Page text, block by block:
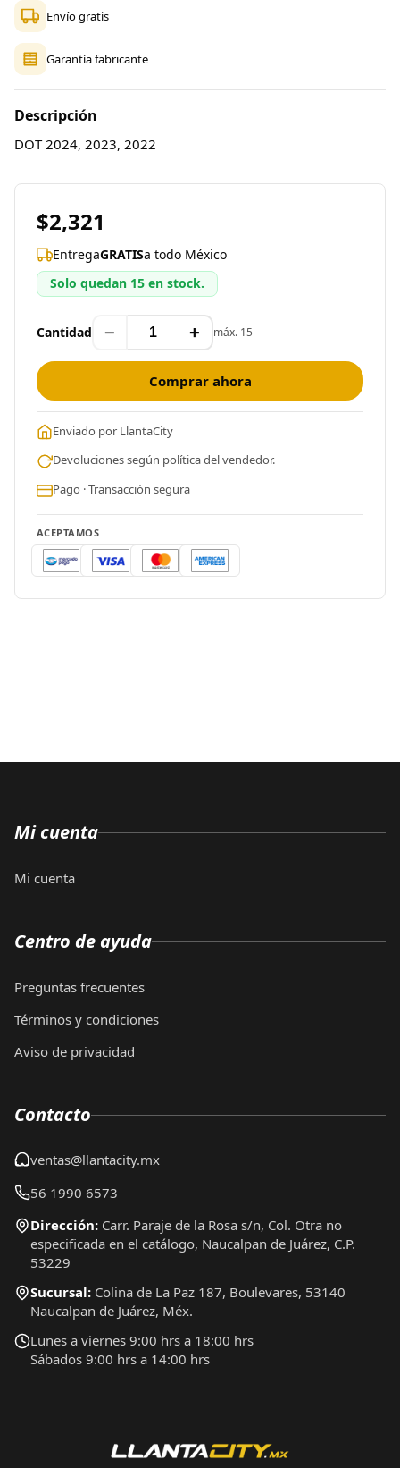
Envío gratis
Garantía fabricante
Descripción
DOT 2024, 2023, 2022
$2,321
EntregaGRATISa todo México
Solo quedan 15 en stock.
Cantidad − + máx. 15
Comprar ahora
Enviado por LlantaCity
Devoluciones según política del vendedor.
Pago · Transacción segura
ACEPTAMOS
Mi cuenta
Mi cuenta
Centro de ayuda
Preguntas frecuentes
Términos y condiciones
Aviso de privacidad
Contacto
ventas@llantacity.mx
56 1990 6573
Dirección: Carr. Paraje de la Rosa s/n, Col. Otra no
especificada en el catálogo, Naucalpan de Juárez, C.P.
53229
Sucursal: Colina de La Paz 187, Boulevares, 53140
Naucalpan de Juárez, Méx.
Lunes a viernes 9:00 hrs a 18:00 hrs
Sábados 9:00 hrs a 14:00 hrs